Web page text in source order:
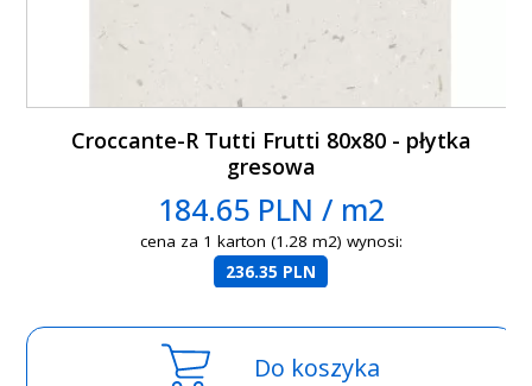
Croccante-R Tutti Frutti 80x80 - płytka
gresowa
184.65 PLN / m2
cena za 1 karton (1.28 m2) wynosi:
236.35 PLN
Do koszyka